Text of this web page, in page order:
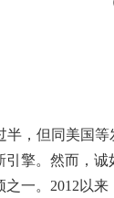
半，但同美国
擎。然而，
一。 2012 以来